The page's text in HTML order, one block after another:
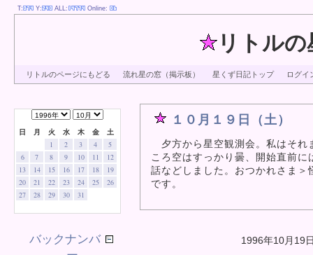
リトル
リトルのページにもどる 流れ星の窓（掲示板） 星くず日記トップ ログイ
１０月１９日（土）
夕方から星空観測会。私はそれ
ころ空はすっかり曇、開始直前
話などしました。おつかれさま
です。
1996年10月19
T: Y: ALL: Online:
日 月 火 水 木 金 土
1 2 3 4
5
6
7 8 9 10 11
12
13
14 15 16 17 18
19
20
21 22 23 24 25
26
27
28 29 30 31
バックナンバ